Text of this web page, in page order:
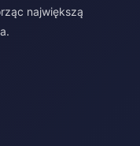
największą